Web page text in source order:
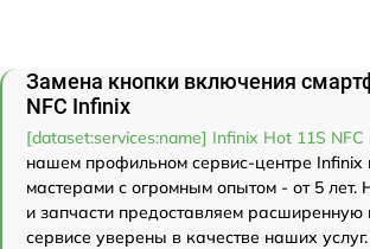
Замена кнопки включения
NFC Infinix
[dataset:services:name] Infinix Hot 11S NFC
нашем профильном сервис-центре Infinix
мастерами с огромным опытом - от 5 лет.
и запчасти предоставляем
сервисе уверены в качестве наших услуг.